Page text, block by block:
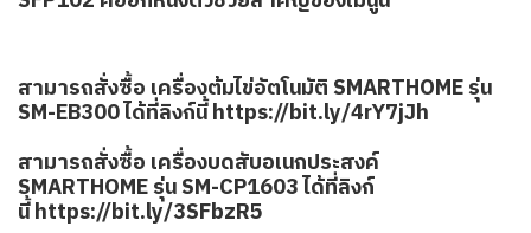
สามารถสั่งซื้อ เครื่องต้มไข่อัตโนมัติ SMARTHOME รุ่น
SM-EB300 ได้ที่ลิงก์นี้https://bit.ly/4rY7jJh
สามารถสั่งซื้อ เครื่องบดสับอเนกประสงค์
SMARTHOME รุ่น SM-CP1603 ได้ที่ลิงก์
นี้https://bit.ly/3SFbzR5